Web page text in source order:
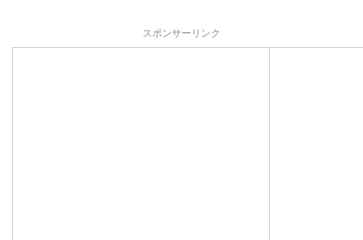
スポンサーリンク